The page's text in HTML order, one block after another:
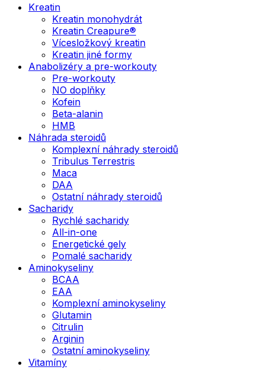
Kreatin
Kreatin monohydrát
Kreatin Creapure®
Vícesložkový kreatin
Kreatin jiné formy
Anabolizéry a pre-workouty
Pre-workouty
NO doplňky
Kofein
Beta-alanin
HMB
Náhrada steroidů
Komplexní náhrady steroidů
Tribulus Terrestris
Maca
DAA
Ostatní náhrady steroidů
Sacharidy
Rychlé sacharidy
All-in-one
Energetické gely
Pomalé sacharidy
Aminokyseliny
BCAA
EAA
Komplexní aminokyseliny
Glutamin
Citrulin
Arginin
Ostatní aminokyseliny
Vitamíny